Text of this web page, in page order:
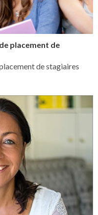
placement de
de stagiaires